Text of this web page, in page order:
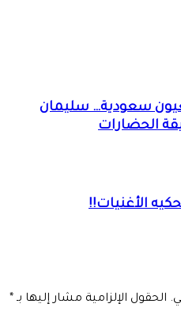
سعودية… سليمان
الحضارات
الأغنيات!!
الحقول الإلزامية مشار إليها بـ *